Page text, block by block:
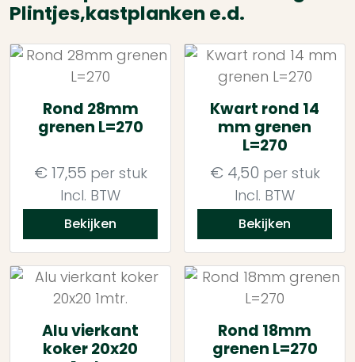
Plintjes,kastplanken e.d.
Rond 28mm
grenen L=270
€ 17,55 per stuk
Incl. BTW
Bekijken
Kwart rond 14
mm grenen
L=270
€ 4,50 per stuk
Incl. BTW
Bekijken
Alu vierkant
koker 20x20
Rond 18mm
grenen L=270